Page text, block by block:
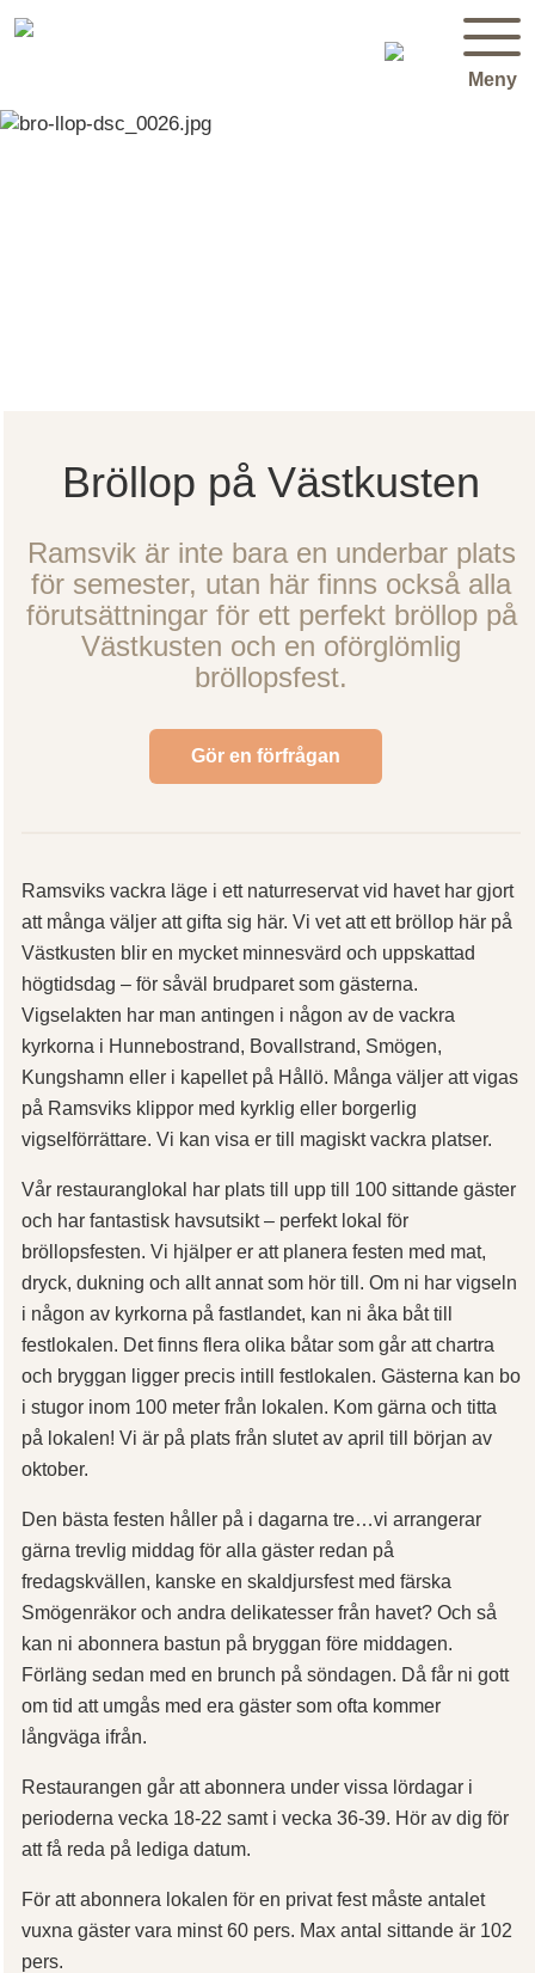
Meny
Bröllop på Västkusten
Ramsvik är inte bara en underbar plats
för semester, utan här finns också alla
förutsättningar för ett perfekt bröllop på
Västkusten och en oförglömlig
bröllopsfest.
Gör en förfrågan
Ramsviks vackra läge i ett naturreservat vid havet har gjort
att många väljer att gifta sig här. Vi vet att ett bröllop här på
Västkusten blir en mycket minnesvärd och uppskattad
högtidsdag – för såväl brudparet som gästerna.
Vigselakten har man antingen i någon av de vackra
kyrkorna i Hunnebostrand, Bovallstrand, Smögen,
Kungshamn eller i kapellet på Hållö. Många väljer att vigas
på Ramsviks klippor med kyrklig eller borgerlig
vigselförrättare. Vi kan visa er till magiskt vackra platser.
Vår restauranglokal har plats till upp till 100 sittande gäster
och har fantastisk havsutsikt – perfekt lokal för
bröllopsfesten. Vi hjälper er att planera festen med mat,
dryck, dukning och allt annat som hör till. Om ni har vigseln
i någon av kyrkorna på fastlandet, kan ni åka båt till
festlokalen. Det finns flera olika båtar som går att chartra
och bryggan ligger precis intill festlokalen. Gästerna kan bo
i stugor inom 100 meter från lokalen. Kom gärna och titta
på lokalen! Vi är på plats från slutet av april till början av
oktober.
Den bästa festen håller på i dagarna tre…vi arrangerar
gärna trevlig middag för alla gäster redan på
fredagskvällen, kanske en skaldjursfest med färska
Smögenräkor och andra delikatesser från havet? Och så
kan ni abonnera bastun på bryggan före middagen.
Förläng sedan med en brunch på söndagen. Då får ni gott
om tid att umgås med era gäster som ofta kommer
långväga ifrån.
Restaurangen går att abonnera under vissa lördagar i
perioderna vecka 18-22 samt i vecka 36-39. Hör av dig för
att få reda på lediga datum.
För att abonnera lokalen för en privat fest måste antalet
vuxna gäster vara minst 60 pers. Max antal sittande är 102
pers.